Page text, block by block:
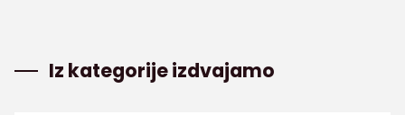
Iz kategorije izdvajamo